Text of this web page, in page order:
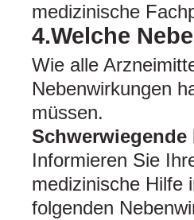
medizinische
4.Welche
Wie alle
Nebenwirkungen
müssen.
Informieren Sie
medizinische Hilfe
folgenden